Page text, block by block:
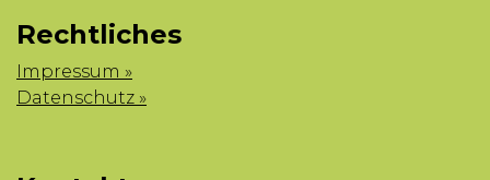
Rechtliches
Impressum »
Datenschutz »